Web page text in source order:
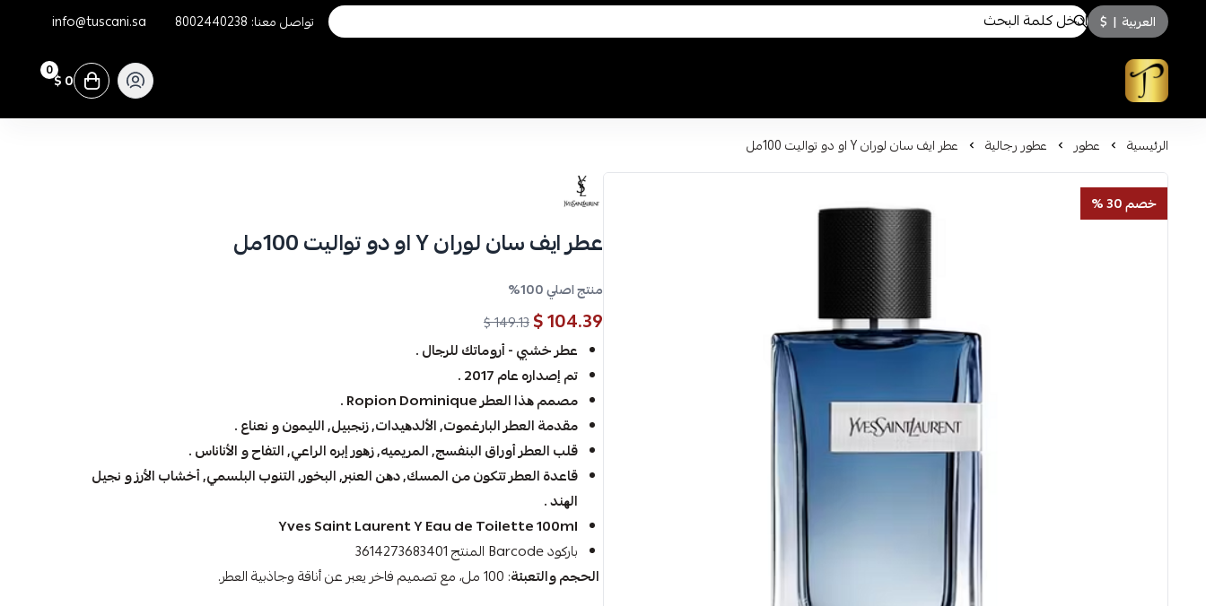
العربية |
$ تواصل معنا: 8002440238
info@tuscani.sa
توسكاني للعطور
0 0 $
الرئيسية عطور عطور رجالية عطر ايف سان لوران Y او دو تواليت 100مل
خصم 30 %
عطر ايف سان لوران Y او دو تواليت 100مل
منتج اصلي 100%
104.39 $
149.13 $
عطر خشبي - أروماتك للرجال .
تم إصداره عام 2017 .
مصمم ھذا العطر Ropion Dominique .
مقدمة العطر البارغموت, الألدھیدات, زنجبیل, اللیمون و نعناع .
قلب العطر أوراق البنفسج, المریمیه, زھور إبره الراعي, التفاح و الأناناس .
قاعدة العطر تتكون من المسك, دھن العنبر, البخور, التنوب البلسمي, أخشاب الأرز و نجیل
الھند .
Yves Saint Laurent Y Eau de Toilette 100ml
باركود Barcode المنتج 3614273683401
الحجم والتعبئة: 100 مل، مع تصميم فاخر يعبر عن أناقة وجاذبية العطر.